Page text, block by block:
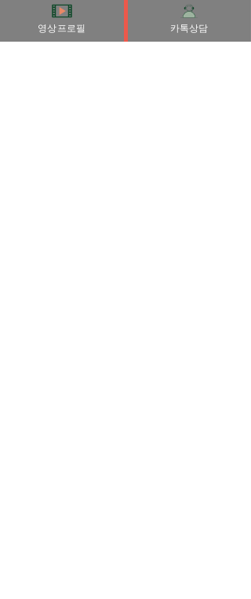
이러한 성도착적 행동의 기저에는 물론 남성
성에 대한 부적절감이라든가 자신감 부족이
있을 수 있고, 성과 관련된 나쁜 기억이나 아
영상프로필 카톡상담